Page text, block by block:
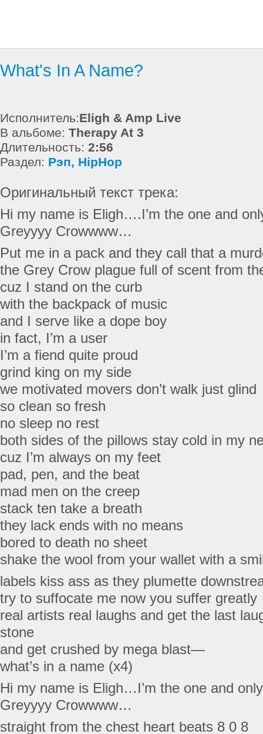
What's In A Name?
Исполнитель:Eligh & Amp Live
В альбоме: Therapy At 3
Длительность: 2:56
Раздел: Рэп, HipHop
Оригинальный текст трека:
Hi my name is Eligh….I’m the one and
Greyyyy Crowwww…
Put me in a pack and they call that a
the Grey Crow plague full of scent from
cuz I stand on the curb
with the backpack of music
and I serve like a dope boy
in fact, I’m a user
I’m a fiend quite proud
grind king on my side
we motivated movers don’t walk just glind
so clean so fresh
no sleep no rest
both sides of the pillows stay cold in my
cuz I’m always on my feet
pad, pen, and the beat
mad men on the creep
stack ten take a breath
they lack ends with no means
bored to death no sheet
shake the wool from your wallet with a
labels kiss ass as they plumette
try to suffocate me now you suffer greatly
real artists real laughs and get the last
stone
and get crushed by mega blast—
what’s in a name (x4)
Hi my name is Eligh…I’m the one and
Greyyyy Crowwww…
straight from the chest heart beats 8 0 8